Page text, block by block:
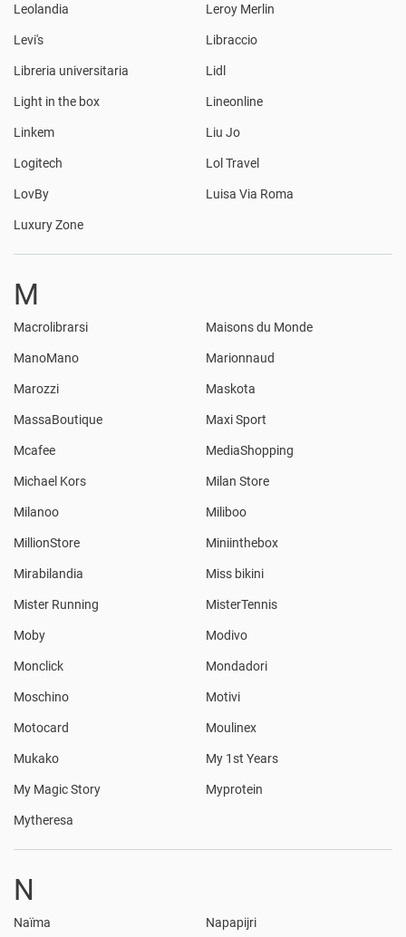
Leolandia Leroy Merlin
Levi's Libraccio
Libreria universitaria Lidl
Light in the box Lineonline
Linkem Liu Jo
Logitech Lol Travel
LovBy Luisa Via Roma
Luxury Zone
M
Macrolibrarsi Maisons du Monde
ManoMano Marionnaud
Marozzi Maskota
MassaBoutique Maxi Sport
Mcafee MediaShopping
Michael Kors Milan Store
Milanoo Miliboo
MillionStore Miniinthebox
Mirabilandia Miss bikini
Mister Running MisterTennis
Moby Modivo
Monclick Mondadori
Moschino Motivi
Motocard Moulinex
Mukako My 1st Years
My Magic Story Myprotein
Mytheresa
N
Naïma Napapijri